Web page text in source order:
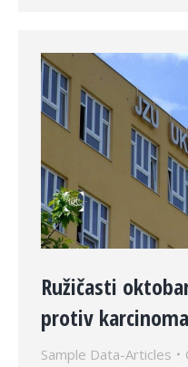
Ružičasti
protiv
Sample Data-Articles